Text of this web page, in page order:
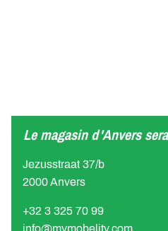
Le magasin d'Anvers
Jezusstraat 37/b
2000 Anvers
+32 3 325 70 99
info@mymobelity.com